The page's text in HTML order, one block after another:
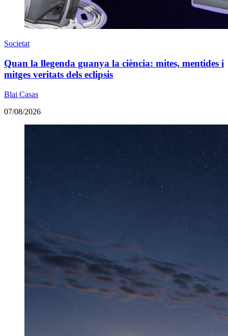
Societat
Quan la llegenda guanya la ciència: mites, mentides i
mitges veritats dels eclipsis
Blai Casas
07/08/2026